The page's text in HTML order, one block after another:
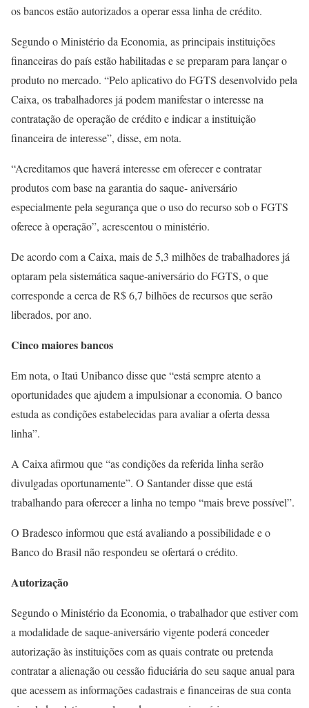
os bancos estão autorizados a operar essa linha de crédito.
Segundo o Ministério da Economia, as principais instituições
financeiras do país estão habilitadas e se preparam para lançar o
produto no mercado. “Pelo aplicativo do FGTS desenvolvido pela
Caixa, os trabalhadores já podem manifestar o interesse na
contratação de operação de crédito e indicar a instituição
financeira de interesse”, disse, em nota.
“Acreditamos que haverá interesse em oferecer e contratar
produtos com base na garantia do saque- aniversário
especialmente pela segurança que o uso do recurso sob o FGTS
oferece à operação”, acrescentou o ministério.
De acordo com a Caixa, mais de 5,3 milhões de trabalhadores já
optaram pela sistemática saque-aniversário do FGTS, o que
corresponde a cerca de R$ 6,7 bilhões de recursos que serão
liberados, por ano.
Cinco maiores bancos
Em nota, o Itaú Unibanco disse que “está sempre atento a
oportunidades que ajudem a impulsionar a economia. O banco
estuda as condições estabelecidas para avaliar a oferta dessa
linha”.
A Caixa afirmou que “as condições da referida linha serão
divulgadas oportunamente”. O Santander disse que está
trabalhando para oferecer a linha no tempo “mais breve possível”.
O Bradesco informou que está avaliando a possibilidade e o
Banco do Brasil não respondeu se ofertará o crédito.
Autorização
Segundo o Ministério da Economia, o trabalhador que estiver com
a modalidade de saque-aniversário vigente poderá conceder
autorização às instituições com as quais contrate ou pretenda
contratar a alienação ou cessão fiduciária do seu saque anual para
que acessem as informações cadastrais e financeiras de sua conta